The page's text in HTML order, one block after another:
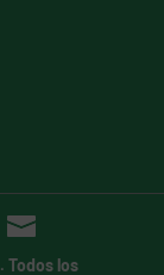
. Todos los